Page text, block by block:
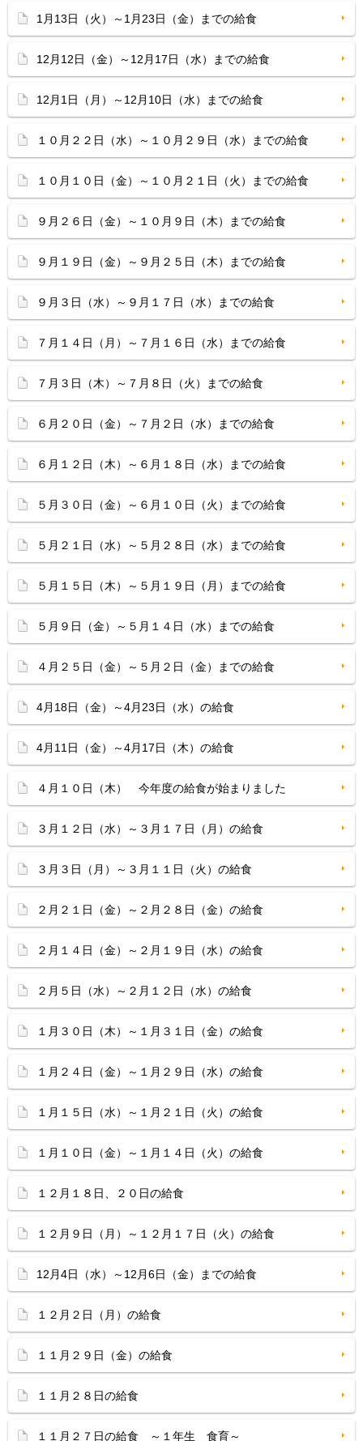
1月13日（火）～1月23日（金）までの給食
12月12日（金）～12月17日（水）までの給食
12月1日（月）～12月10日（水）までの給食
１０月２２日（水）～１０月２９日（水）までの給食
１０月１０日（金）～１０月２１日（火）までの給食
９月２６日（金）～１０月９日（木）までの給食
９月１９日（金）～９月２５日（木）までの給食
９月３日（水）～９月１７日（水）までの給食
７月１４日（月）～７月１６日（水）までの給食
７月３日（木）～７月８日（火）までの給食
６月２０日（金）～７月２日（水）までの給食
６月１２日（木）～６月１８日（水）までの給食
５月３０日（金）～６月１０日（火）までの給食
５月２１日（水）～５月２８日（水）までの給食
５月１５日（木）～５月１９日（月）までの給食
５月９日（金）～５月１４日（水）までの給食
４月２５日（金）～５月２日（金）までの給食
4月18日（金）～4月23日（水）の給食
4月11日（金）～4月17日（木）の給食
４月１０日（木） 今年度の給食が始まりました
３月１２日（水）～３月１７日（月）の給食
３月３日（月）～３月１１日（火）の給食
２月２１日（金）～２月２８日（金）の給食
２月１４日（金）～２月１９日（水）の給食
２月５日（水）～２月１２日（水）の給食
１月３０日（木）～１月３１日（金）の給食
１月２４日（金）～１月２９日（水）の給食
１月１５日（水）～１月２１日（火）の給食
１月１０日（金）～１月１４日（火）の給食
１２月１８日、２０日の給食
１２月９日（月）～１２月１７日（火）の給食
12月4日（水）～12月6日（金）までの給食
１２月２日（月）の給食
１１月２９日（金）の給食
１１月２８日の給食
１１月２７日の給食 ～１年生 食育～